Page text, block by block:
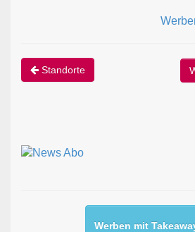
Standorte
Werben mit